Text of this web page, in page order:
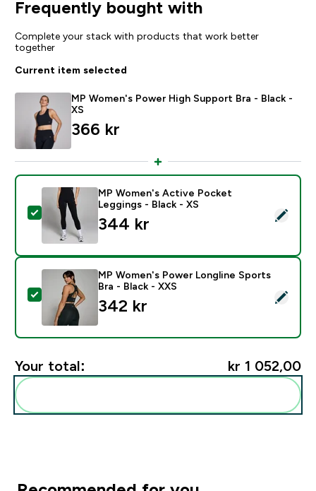
Frequently bought with
Complete your stack with products that work better
together
Current item selected
MP Women's Power High Support Bra - Black -
XS
366 kr‎
Select this product - MP Women's Active Pocket
MP Women's Active Pocket
Leggings - Black - XS
344 kr‎
Select this product - MP Women's Power Longline
MP Women's Power Longline Sports
Bra - Black - XXS
342 kr‎
Your total: kr 1 052,00‎